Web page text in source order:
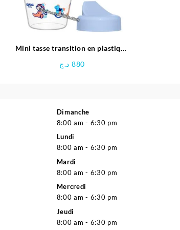
Mini tasse transition en plastique
880 د.ج
Dimanche
8:00 am - 6:30 pm
Lundi
8:00 am - 6:30 pm
Mardi
8:00 am - 6:30 pm
Mercredi
8:00 am - 6:30 pm
Jeudi
8:00 am - 6:30 pm